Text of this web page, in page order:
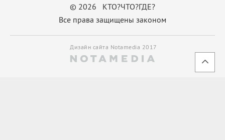
© 2026 КТО?ЧТО?ГДЕ?
Все права защищены законом
Дизайн сайта Notamedia 2017